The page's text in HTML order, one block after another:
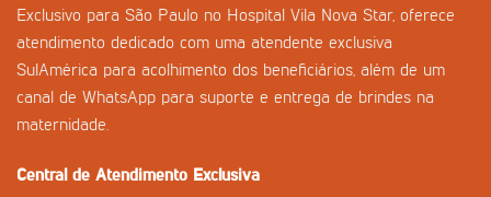
Exclusivo para São Paulo no Hospital Vila Nova Star, oferece
atendimento dedicado com uma atendente exclusiva
SulAmérica para acolhimento dos beneficiários, além de um
canal de WhatsApp para suporte e entrega de brindes na
maternidade.
Central de Atendimento Exclusiva